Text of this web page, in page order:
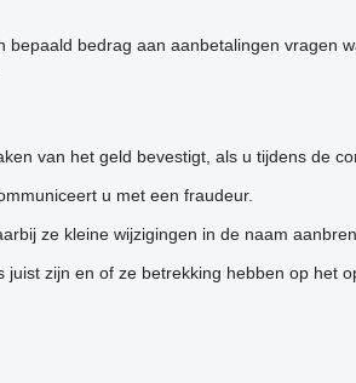
bedrag aan aanbetalingen vragen
van het geld bevestigt, als u tijdens de
u met een fraudeur.
ze kleine wijzigingen in de naam
zijn en of ze betrekking hebben op het